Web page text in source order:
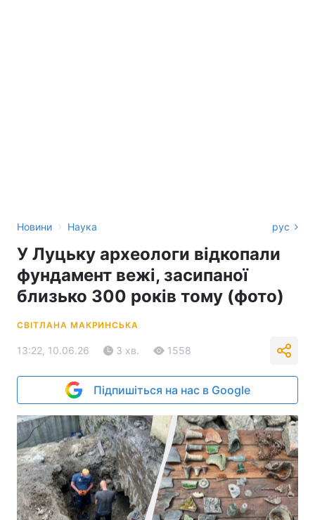
Новини › Наука рус
У Луцьку археологи відкопали
фундамент вежі, засипаної
близько 300 років тому (фото)
СВІТЛАНА МАКРИНСЬКА
13:22, 10.06.26 3 хв. 1558
Підпишіться на нас в Google